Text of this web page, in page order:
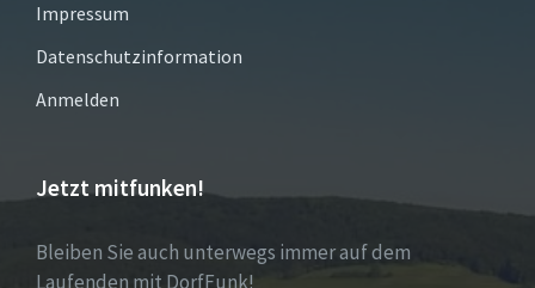
Impressum
Datenschutzinformation
Anmelden
Jetzt mitfunken!
Bleiben Sie auch unterwegs immer auf dem
Laufenden mit DorfFunk!